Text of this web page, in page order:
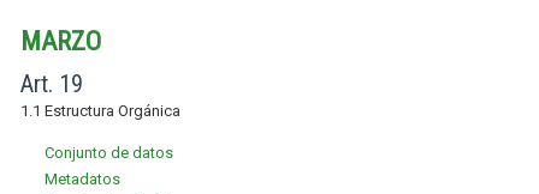
MARZO
Art. 19
1.1 Estructura Orgánica
Conjunto de datos
Metadatos